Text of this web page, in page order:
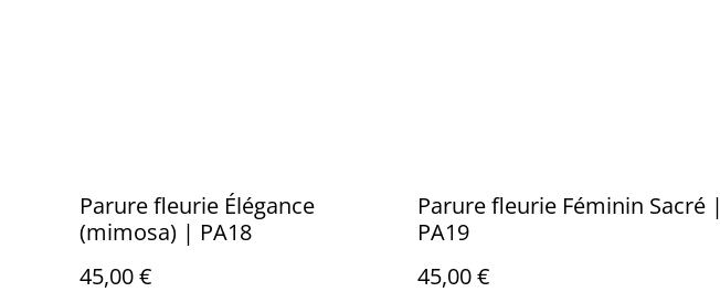
Parure fleurie Élégance
(mimosa) | PA18
45,00 €
Parure fleurie Féminin Sacré |
PA19
45,00 €